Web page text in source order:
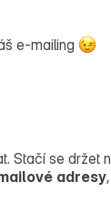
e‑mailing
se
adresy,